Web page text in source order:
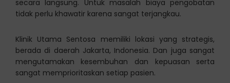
secara langsung. Untuk masalah biaya pengobatan
tidak perlu khawatir karena sangat terjangkau.
Klinik Utama Sentosa memiliki lokasi yang strategis,
berada di daerah Jakarta, Indonesia. Dan juga sangat
mengutamakan kesembuhan dan kepuasan serta
sangat memprioritaskan setiap pasien.